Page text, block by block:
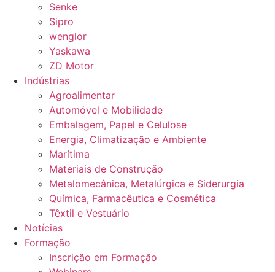
Senke
Sipro
wenglor
Yaskawa
ZD Motor
Indústrias
Agroalimentar
Automóvel e Mobilidade
Embalagem, Papel e Celulose
Energia, Climatização e Ambiente
Marítima
Materiais de Construção
Metalomecânica, Metalúrgica e Siderurgia
Química, Farmacêutica e Cosmética
Têxtil e Vestuário
Notícias
Formação
Inscrição em Formação